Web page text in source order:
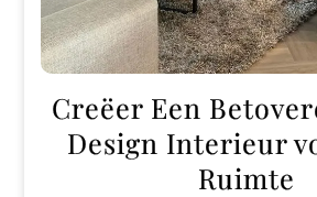
Creëer Een
Design Interieur
Ruimte